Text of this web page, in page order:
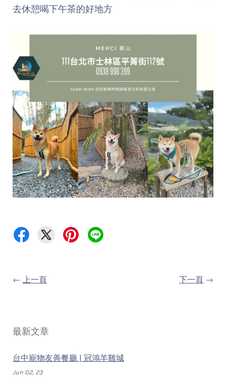
去休憩喝下午茶的好地方
← 上一頁 下一頁 →
最新文章
台中寵物友善餐廳 | 冠鴻羊雞城
Jun 02, 23